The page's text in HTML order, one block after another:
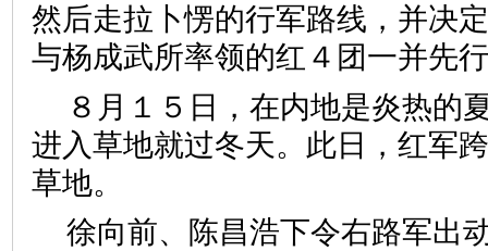
然后走拉卜愣的行军路线，并决
与杨成武所率领的红４团一并先
８月１５日，在内地是炎热的
进入草地就过冬天。此日，红军
草地。
徐向前、陈昌浩下令右路军出